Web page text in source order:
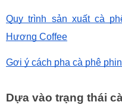
Quy trình sản xuất cà
Hương Coffee
Gợi ý cách pha cà phê
Dựa vào trạng thái